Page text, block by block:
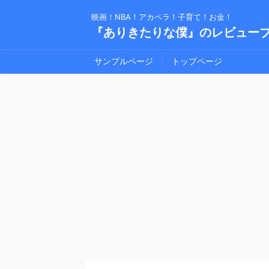
映画！NBA！アカペラ！子育て！お金！
『ありきたりな僕』のレビュー
サンプルページ トップページ